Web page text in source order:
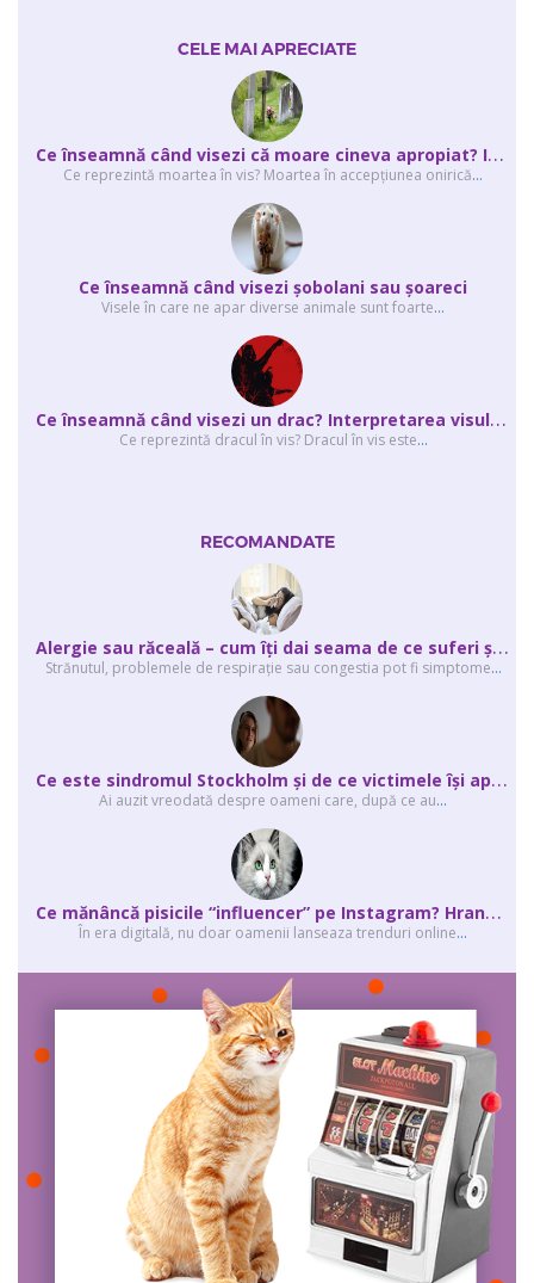
CELE MAI APRECIATE
C
e înseamnă când visezi că moare cineva apropiat? Interpretarea visului în ...
Ce reprezintă moartea în vis? Moartea în accepţiunea onirică...
Ce înseamnă când visezi şobolani sau şoareci
Visele în care ne apar diverse animale sunt foarte...
C
e înseamnă când visezi un drac? Interpretarea visului în care apar unul sau...
Ce reprezintă dracul în vis? Dracul în vis este...
RECOMANDATE
A
lergie sau răceală – cum îţi dai seama de ce suferi și de ce conteaz...
Strănutul, problemele de respirație sau congestia pot fi simptome...
C
e este sindromul Stockholm și de ce victimele își apără agresorii.
Ai auzit vreodată despre oameni care, după ce au...
C
e mănâncă pisicile “influencer” pe Instagram? Hrana lor virală
În era digitală, nu doar oamenii lanseaza trenduri online...